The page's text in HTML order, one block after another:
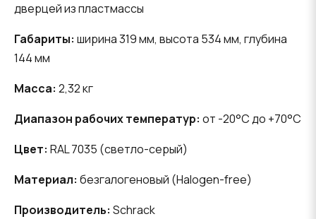
дверцей из пластмассы
Габариты: ширина 319 мм, высота 534 мм, глубина
144 мм
Масса: 2,32 кг
Диапазон рабочих температур: от -20°C до +70°C
Цвет: RAL 7035 (светло-серый)
Материал: безгалогеновый (Halogen-free)
Производитель: Schrack